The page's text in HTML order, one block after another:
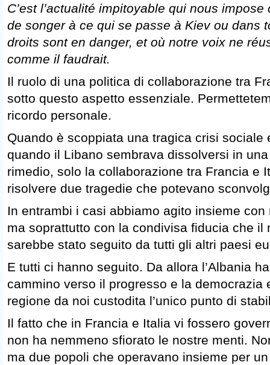
C’est l’actualité impitoyable qui nous
de songer à ce qui se passe à Kiev ou dans
droits sont en danger, et où notre voix ne
comme il faudrait.
Il ruolo di una politica di collaborazione tra
sotto questo aspetto essenziale.
ricordo personale.
Quando è scoppiata una tragica crisi sociale
quando il Libano sembrava dissolversi in
rimedio, solo la collaborazione tra Francia e
risolvere due tragedie che potevano
In entrambi i casi abbiamo agito insieme
ma soprattutto con la condivisa fiducia che il
sarebbe stato seguito da tutti gli altri paesi
E tutti ci hanno seguito. Da allora l’Albania
cammino verso il progresso e la democrazia
regione da noi custodita l’unico punto di
Il fatto che in Francia e Italia vi fossero
non ha nemmeno sfiorato le nostre menti.
ma due popoli che operavano insieme per